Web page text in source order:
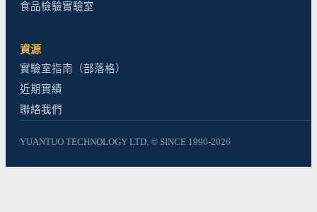
食品檢驗實驗室
資源
實驗室指南（部落格）
近期實績
聯絡我們
YUANTUO TECHNOLOGY LTD. © SINCE 1990-2026